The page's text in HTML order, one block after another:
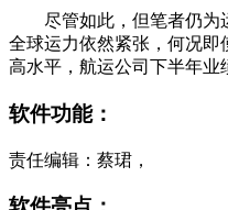
尽管如此，但笔者仍为
全球运力依然紧张，何况即
高水平，航运公司下半年
软件功能：
责任编辑：蔡珺，